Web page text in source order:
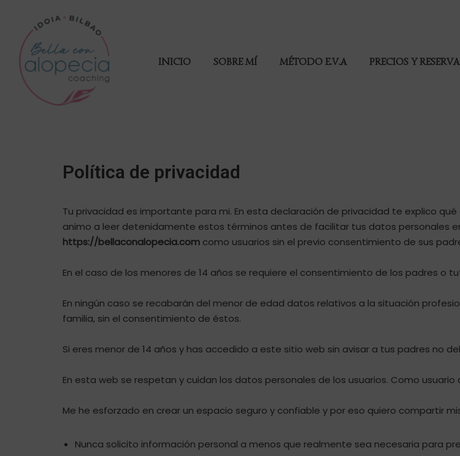
Saltar
contenido
INICIO SOBRE MÍ MÉTODO E.V.A PRECIOS Y RESERVA
Política de privacidad
Tu privacidad es importante para mi. En esta declaración de privacidad te explico
animo a leer detenidamente estos términos antes de facilitar tus datos personales
https://bellaconalopecia.com como usuarios sin el previo consentimiento de sus
En el caso de los menores de 14 años se requiere el consentimiento de los padres
En ningún caso se recabarán del menor de edad datos relativos a la situación
familia, sin el consentimiento de éstos.
Si eres menor de 14 años y has accedido a este sitio web sin avisar a tus padres no
En esta web se respetan y cuidan los datos personales de los usuarios. Como
Me he esforzado en crear un espacio seguro y confiable y por eso quiero compartir
Nunca solicito información personal a menos que realmente sea necesaria para